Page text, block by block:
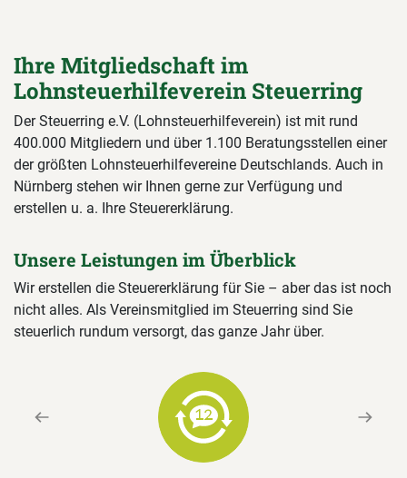
Ihre Mitgliedschaft im
Lohnsteuerhilfeverein Steuerring
Der Steuerring e.V. (Lohnsteuerhilfeverein) ist mit rund
400.000 Mitgliedern und über 1.100 Beratungsstellen einer
der größten Lohnsteuerhilfevereine Deutschlands. Auch in
Nürnberg stehen wir Ihnen gerne zur Verfügung und
erstellen u. a. Ihre Steuererklärung.
Unsere Leistungen im Überblick
Wir erstellen die Steuererklärung für Sie – aber das ist noch
nicht alles. Als Vereinsmitglied im Steuerring sind Sie
steuerlich rundum versorgt, das ganze Jahr über.
Previous Next